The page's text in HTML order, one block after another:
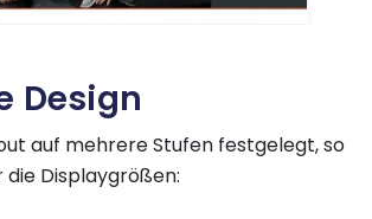
Design
auf mehrere Stufen festgelegt, so
die Displaygrößen: